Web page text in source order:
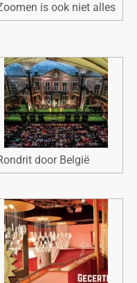
is ook niet alles
door België